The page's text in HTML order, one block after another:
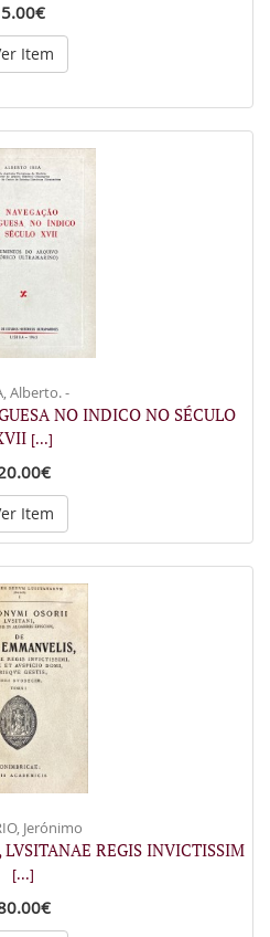
5.00€
Item
Alberto. -
NO INDICO NO SÉCULO
[...]
Item
Jerónimo
REGIS INVICTISSIM
[...]